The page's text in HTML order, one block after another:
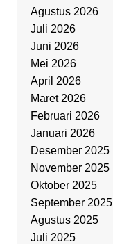
Agustus 2026
Juli 2026
Juni 2026
Mei 2026
April 2026
Maret 2026
Februari 2026
Januari 2026
Desember 2025
November 2025
Oktober 2025
September 2025
Agustus 2025
Juli 2025